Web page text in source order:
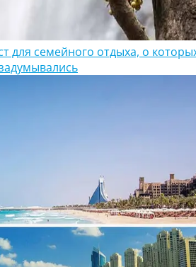
для семейного отдыха, о